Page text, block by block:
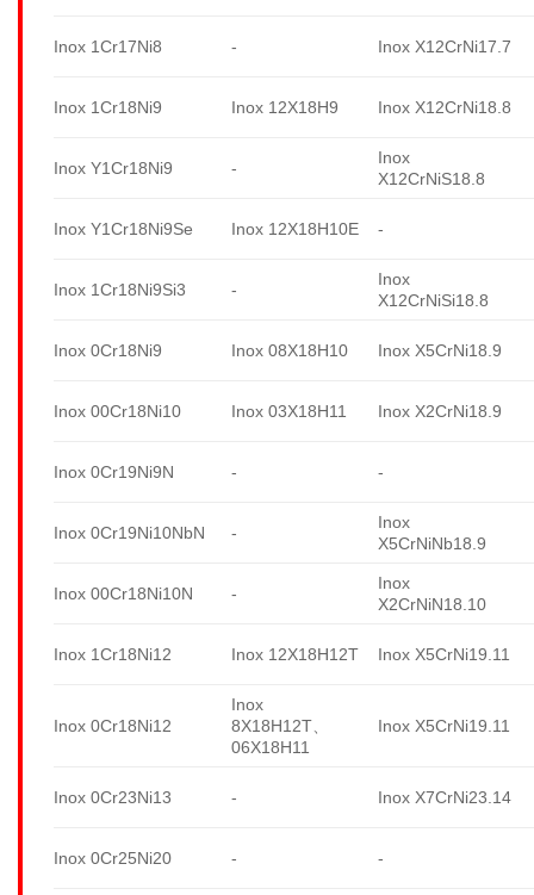
Inox 1Cr17Ni8 - Inox X12CrNi17.7
Inox 1Cr18Ni9 Inox 12X18H9 Inox X12CrNi18.8
Inox Y1Cr18Ni9 -
Inox
X12CrNiS18.8
Inox Y1Cr18Ni9Se Inox 12X18H10E -
Inox 1Cr18Ni9Si3 -
Inox
X12CrNiSi18.8
Inox 0Cr18Ni9 Inox 08X18H10 Inox X5CrNi18.9
Inox 00Cr18Ni10 Inox 03X18H11 Inox X2CrNi18.9
Inox 0Cr19Ni9N - -
Inox 0Cr19Ni10NbN -
Inox
X5CrNiNb18.9
Inox 00Cr18Ni10N -
Inox
X2CrNiN18.10
Inox 1Cr18Ni12 Inox 12X18H12T Inox X5CrNi19.11
Inox 0Cr18Ni12
Inox
8X18H12T、
06X18H11
Inox X5CrNi19.11
Inox 0Cr23Ni13 - Inox X7CrNi23.14
Inox 0Cr25Ni20 - -